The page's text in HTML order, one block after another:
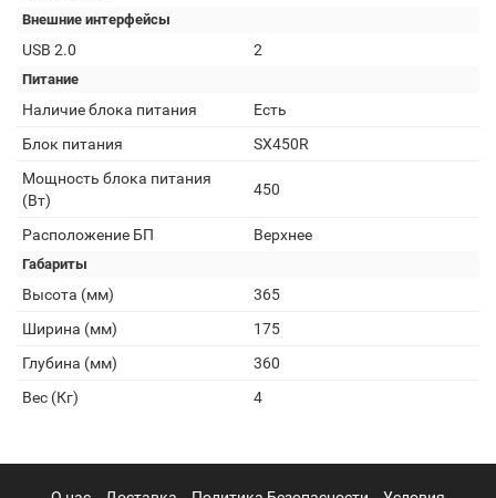
Внешние интерфейсы
USB 2.0 2
Питание
Наличие блока питания
Есть
Блок питания
SX450R
Мощность блока питания
(Вт)
450
Расположение БП Верхнее
Габариты
Высота (мм)
365
Ширина (мм)
175
Глубина (мм)
360
Вес (Кг)
4